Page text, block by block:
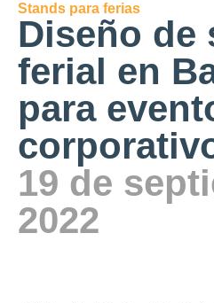
Stands para ferias
Diseño de
ferial en
para
19 de
2022